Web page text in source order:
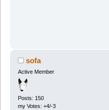
sofa
Active Member
Posts: 150
my Votes: +4/-3